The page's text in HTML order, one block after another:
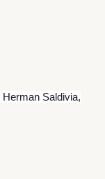
Herman Saldivia,